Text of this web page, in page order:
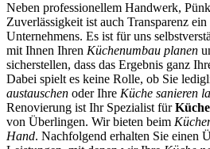
Neben professionellem Handwerk,
Zuverlässigkeit ist auch Transparenz
Unternehmens. Es ist für uns
mit Ihnen Ihren Küchenumbau planen
sicherstellen, dass das Ergebnis ganz
Dabei spielt es keine Rolle, ob Sie
austauschen oder Ihre Küche sanieren
Renovierung ist Ihr Spezialist für
von Überlingen. Wir bieten beim
Hand. Nachfolgend erhalten Sie einen